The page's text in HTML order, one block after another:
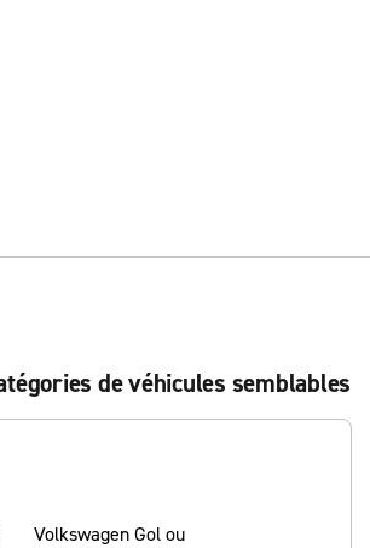
de véhicules semblables